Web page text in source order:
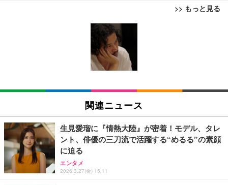
>> もっと見る
【ミニPC 最強 ゲーミング PC】GMKtec NucBox K
8 PlusミニPCゲーミング AMD R7 8845HS搭載 【R
9 7940HS/8745HS/H255より上位】Radeon 780M | 1
28GB DDR5拡張可能 32GB DDR5+1TB SSD |Oculi
nk・USB4.0×2 | Win11 Pro 5.1GHz | Win11 Pro | 8
￥122,848
【法人向け・5年安定ビジネスに最適】GMKtec ミニ
SSD】8コア16スレッド 最大4.5GHz Win11 Pro 小
型PC 2.5G有線LAN Wi-Fi 6E BT5.2 8K3画面同時出
力 HDMI2.0/DP1.4/USB-C M.2 SSD 16TB拡張対応
コンパクト 静音ミニPC ゲーミングPC
【ミニpc 最新第12世代 N95 省電力 N97より高速】B
MAX ミニpc mini pc N95 4C/4T 15W 最大3.4GHz 1
2GB LPDDR5+512GB SSD 小型PC 8TB拡張M.2_N
VMe/SATA HDMI2.1/2画面出力 4K@60Hz 小型パソ
AOUTNアクションカメラ メガネカメラ 2 7K Wi Fi
対応 一人称視点撮影 ブラック 眼鏡装着型 液晶画面
付き サイクリング用 | 広角レンズ搭載 軽量設計 簡
単装着 長時間記録対応 液晶画面搭載 広角撮影対応
軽量ボディ設計 録音機能対応 着脱しやすい構造 旅
1080P ポータブルウェアラブルカメラ旅行用軽量ビ
デオレコーダー軽量トラベルカメラ
￥3,255
XXA4Kアクションカメラ ウェアラブルカメラ Vlog
ビデオカメラ ボディカメラ 1.9インチモニター 32G
Bカード付き 180度回転レンズ 2000mAhバッテリー
循環録画 夜間録画 連写 タイマー撮影 軽量 Vlog 旅
【整備済み品】ノートパソコン 富士通 LIEFBOOK
U9311X/F 13.3型 第11世代 Core i5-1145G7/Window
s11 Pro/MS Office 2021搭載/Webカメラ/Wifi・Blue
tooth・HDMI・Type-C/360度回転対応/有線静音マウ
ス付属/180日保証(タッチスクリーン/メモリ16GB,S
【整備済み品】中古 ノートパソコン 富士通 A5511/
Office 2021 Pro 付属/Webカメラ/DVD/豊富な接続端
子 (HDMI, VGA, USB 3.0)/ 有線静音マウス付属/ 180
日保証（メモリ 8GB,SSD256GB）
【整備済み品】中古 ノートパソコン 富士通 A5511/
15.6型/ 第11世代 Core i3-1125G4// Win11 Pro/MS
Office 2021 Pro 付属/Webカメラ/DVD/豊富な接続端
子 (HDMI, VGA, USB 3.0)/ 有線静音マウス付属/ 180
関連ニュース
生見愛瑠に『情熱大陸』が密着！モデル、タレ
ント、俳優の三刀流で活躍する“めるる”の素顔
に迫る
エンタメ
2026.3.27(金) 15:11